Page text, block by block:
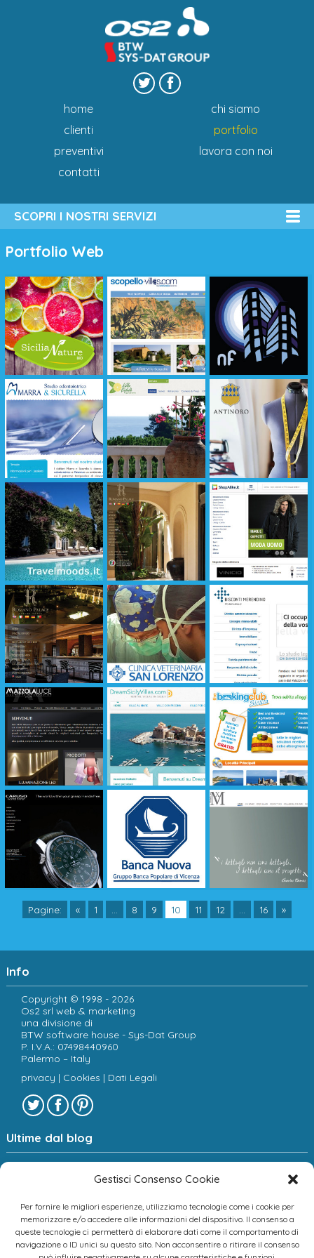
Gestisci Consenso Cookie
Per fornire le migliori esperienze, utilizziamo tecnologie come i cookie per
memorizzare e/o accedere alle informazioni del dispositivo. Il consenso a
queste tecnologie ci permetterà di elaborare dati come il comportamento di
navigazione o ID unici su questo sito. Non acconsentire o ritirare il consenso
home
chi siamo
clienti
portfolio
preventivi
lavora con noi
contatti
SCOPRI I NOSTRI SERVIZI
Portfolio Web
Pagine: « 1 ... 8 9 10 11 12 ... 16 »
Info
Copyright © 1998 - 2026
Os2 srl web & marketing
una divisione di
BTW software house - Sys-Dat Group
P. I.V.A.: 07498440960
Palermo – Italy
privacy | Cookies | Dati Legali
Ultime dal blog
Sociologia e new media: verso una spiegazione dei
fenomeni digitali.
web
Ecommerce: come funziona l’interfacciamento tra sito
e gestionale